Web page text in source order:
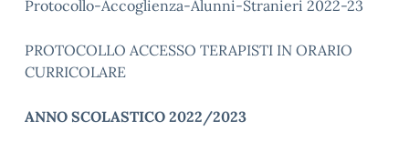
Protocollo-Accoglienza-Alunni-Stranieri 2022-23
PROTOCOLLO ACCESSO TERAPISTI IN ORARIO
CURRICOLARE
ANNO SCOLASTICO 2022/2023